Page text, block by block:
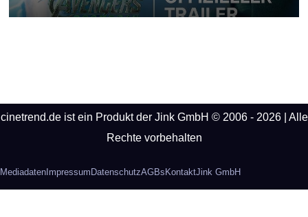
cinetrend.de ist ein Produkt der Jink GmbH © 2006 - 2026 | Alle
Rechte vorbehalten
Mediadaten Impressum DatenschutzAGBs KontaktJink GmbH